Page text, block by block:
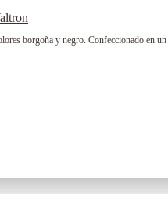
borgoña y negro. Confeccionado en